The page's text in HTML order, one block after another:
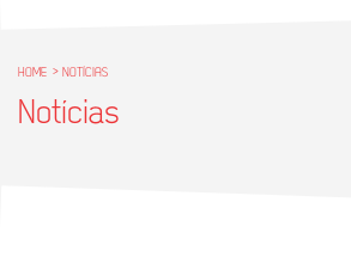
HOME NOTÍCIAS
Notícias